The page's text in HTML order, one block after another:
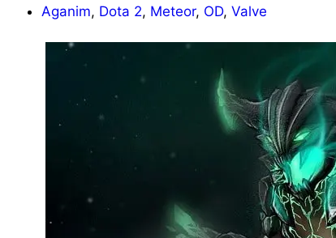
Aganim, Dota 2, Meteor, OD, Valve